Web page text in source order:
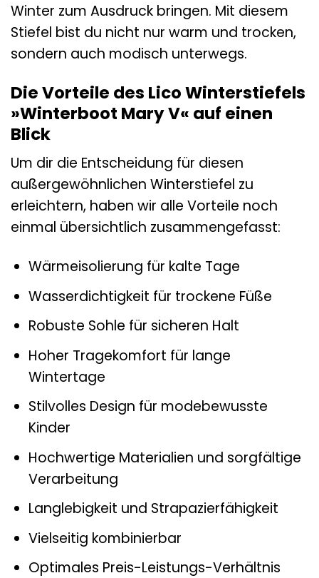
Winter zum Ausdruck bringen. Mit diesem
Stiefel bist du nicht nur warm und trocken,
sondern auch modisch unterwegs.
Die Vorteile des Lico Winterstiefels
»Winterboot Mary V« auf einen
Blick
Um dir die Entscheidung für diesen
außergewöhnlichen Winterstiefel zu
erleichtern, haben wir alle Vorteile noch
einmal übersichtlich zusammengefasst:
Wärmeisolierung für kalte Tage
Wasserdichtigkeit für trockene Füße
Robuste Sohle für sicheren Halt
Hoher Tragekomfort für lange
Wintertage
Stilvolles Design für modebewusste
Kinder
Hochwertige Materialien und sorgfältige
Verarbeitung
Langlebigkeit und Strapazierfähigkeit
Vielseitig kombinierbar
Optimales Preis-Leistungs-Verhältnis